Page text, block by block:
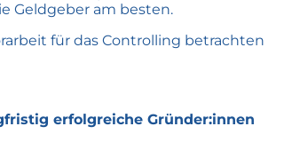
Geldgeber am besten.
für das Controlling betrachten
erfolgreiche Gründer:innen